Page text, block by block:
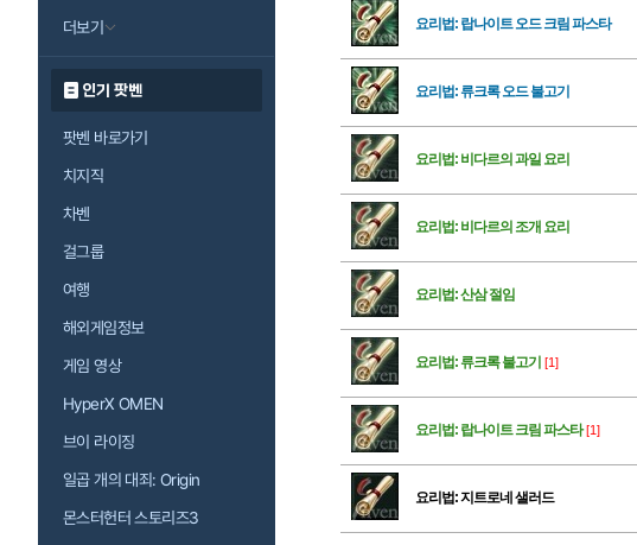
더보기
인기 팟벤
팟벤 바로가기
치지직
차벤
걸그룹
여행
해외게임정보
게임 영상
HyperX OMEN
브이 라이징
일곱 개의 대죄: Origin
몬스터헌터 스토리즈3
요리법: 랍나이트 오드 크림 파스타
요리법: 류크록 오드 불고기
요리법: 비다르의 과일 요리
요리법: 비다르의 조개 요리
요리법: 산삼 절임
요리법: 류크록 불고기 [1]
요리법: 랍나이트 크림 파스타 [1]
요리법: 지트로네 샐러드